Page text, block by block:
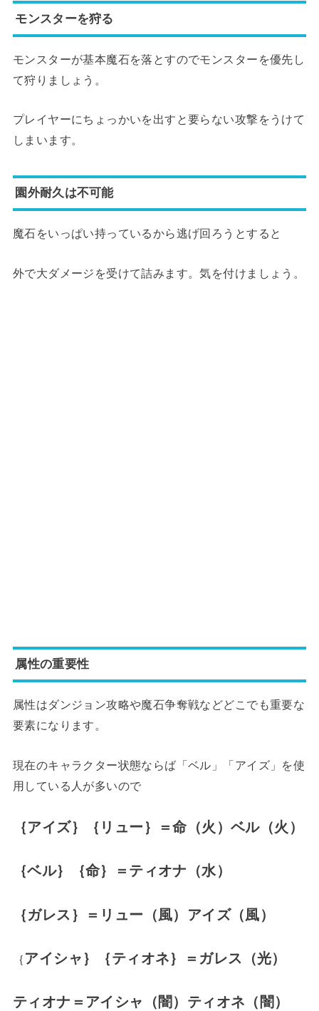
モンスターを狩る
モンスターが基本魔石を落とすのでモンスターを優先し
て狩りましょう。
プレイヤーにちょっかいを出すと要らない攻撃をうけて
しまいます。
園外耐久は不可能
魔石をいっぱい持っているから逃げ回ろうとすると
外で大ダメージを受けて詰みます。気を付けましょう。
属性の重要性
属性はダンジョン攻略や魔石争奪戦などどこでも重要な
要素になります。
現在のキャラクター状態ならば「ベル」「アイズ」を使
用している人が多いので
｛アイズ｝｛リュー｝＝命（火）ベル（火）
｛ベル｝｛命｝＝ティオナ（水）
｛ガレス｝＝リュー（風）アイズ（風）
｛ アイシャ｝｛ティオネ｝＝ガレス（光）
ティオナ＝アイシャ（闇）ティオネ（闇）